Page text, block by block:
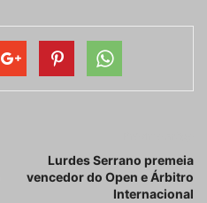
Lurdes Serrano premeia
vencedor do Open e Árbitro
Internacional